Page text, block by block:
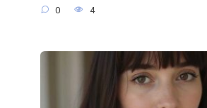
0 4